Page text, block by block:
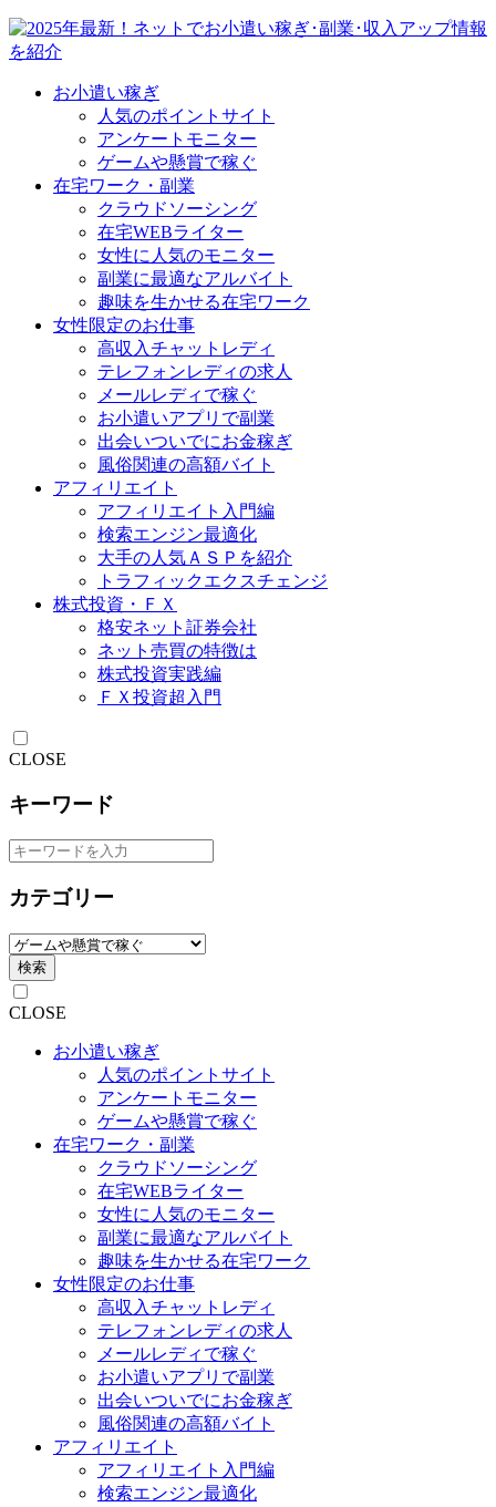
お小遣い稼ぎ
人気のポイントサイト
アンケートモニター
ゲームや懸賞で稼ぐ
在宅ワーク・副業
クラウドソーシング
在宅WEBライター
女性に人気のモニター
副業に最適なアルバイト
趣味を生かせる在宅ワーク
女性限定のお仕事
高収入チャットレディ
テレフォンレディの求人
メールレディで稼ぐ
お小遣いアプリで副業
出会いついでにお金稼ぎ
風俗関連の高額バイト
アフィリエイト
アフィリエイト入門編
検索エンジン最適化
大手の人気ＡＳＰを紹介
トラフィックエクスチェンジ
株式投資・ＦＸ
格安ネット証券会社
ネット売買の特徴は
株式投資実践編
ＦＸ投資超入門
CLOSE
キーワード
カテゴリー
検索
CLOSE
お小遣い稼ぎ
人気のポイントサイト
アンケートモニター
ゲームや懸賞で稼ぐ
在宅ワーク・副業
クラウドソーシング
在宅WEBライター
女性に人気のモニター
副業に最適なアルバイト
趣味を生かせる在宅ワーク
女性限定のお仕事
高収入チャットレディ
テレフォンレディの求人
メールレディで稼ぐ
お小遣いアプリで副業
出会いついでにお金稼ぎ
風俗関連の高額バイト
アフィリエイト
アフィリエイト入門編
検索エンジン最適化